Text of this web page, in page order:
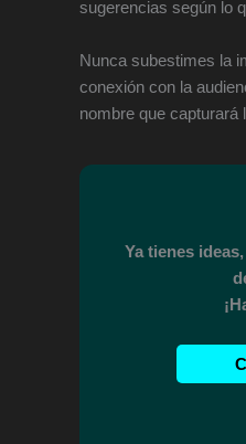
sugerencias según lo
Nunca subestimes la
conexión con la
nombre que capturará
Ya tienes